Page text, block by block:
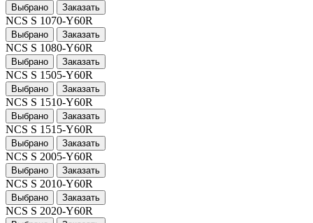
Выбрано Заказать
NCS S 1070-Y60R
Выбрано Заказать
NCS S 1080-Y60R
Выбрано Заказать
NCS S 1505-Y60R
Выбрано Заказать
NCS S 1510-Y60R
Выбрано Заказать
NCS S 1515-Y60R
Выбрано Заказать
NCS S 2005-Y60R
Выбрано Заказать
NCS S 2010-Y60R
Выбрано Заказать
NCS S 2020-Y60R